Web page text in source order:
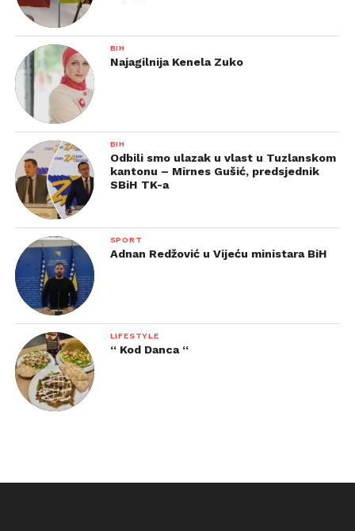
BIH
Najagilnija Kenela Zuko
BIH
Odbili smo ulazak u vlast u Tuzlanskom
kantonu – Mirnes Gušić, predsjednik
SBiH TK-a
SPORT
Adnan Redžović u Vijeću ministara BiH
LIFESTYLE
“ Kod Danca “